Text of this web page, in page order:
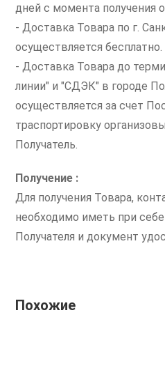
дней с момента получения
- Доставка Товара по г.
осуществляется бесплатно.
- Доставка Товара до
линии" и "СДЭК" в городе
осуществляется за счет
траспортировку
Получатель.
Получение :
Для получения Товара,
необходимо иметь при
Получателя и документ
Похожие